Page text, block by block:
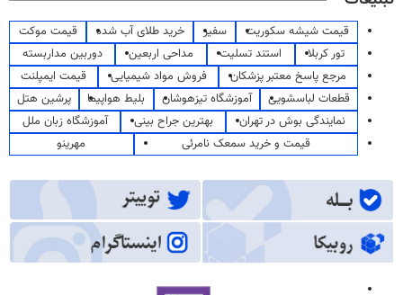
قیمت شیشه سکوریت سفیر خرید طلای آب شده
قیمت موکت
تور کربلا
استند تسلیت مداحی اربعین
دوربین مداربسته
مرجع پاسخ معتبر پزشکان
فروش مواد شیمیایی
قیمت ایمپلنت
قطعات لباسشویی
آموزشگاه تیزهوشان بلیط هواپیما
پرشین هتل
نمایندگی بوش در تهران
بهترین جراح بینی
آموزشگاه زبان ملل
قیمت و خرید سمعک نامرئی
مهرینو